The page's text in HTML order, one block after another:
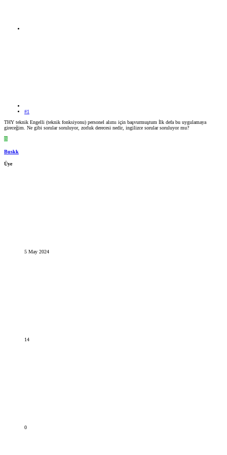
#1
THY teknik Engelli (teknik fonksiyonu) personel alımı için başvurmuştum İlk defa bu uygulamaya
gireceğim. Ne gibi sorular soruluyor, zorluk derecesi nedir, ingilizce sorular soruluyor mu?
B
Buskk
Üye
5 May 2024
14
0